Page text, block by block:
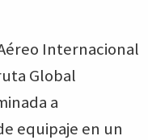
Internacional
Global
a
equipaje en un